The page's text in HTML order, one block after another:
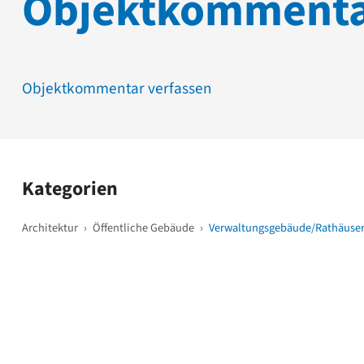
Objektkommentar verfassen
Kategorien
Architektur › Öffentliche Gebäude › Verwaltungsgebäude/Rathäuser